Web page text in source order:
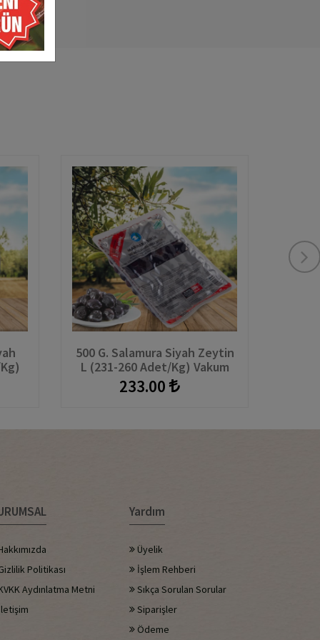
500 G. Salamura Siyah Zeytin
L (231-260 Adet/kg) Vakum
233.00
Politikası
Aydınlatma Metni
Yardım
Üyelik
İşlem Rehberi
Sıkça Sorulan Sorular
Siparişler
Ödeme